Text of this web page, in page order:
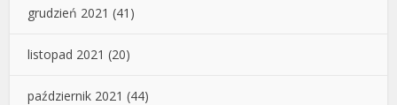
grudzień 2021 (41)
listopad 2021 (20)
październik 2021 (44)